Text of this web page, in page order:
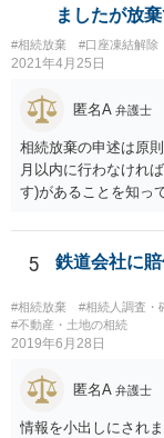
る程度の金額に留ま
に葬儀費用を支出す
ば相続財産から支出
で、相続放棄申述が
ましたが放
#相続放棄 #口座凍結解除
2021年4月25日
匿名A 弁護士
相続放棄の申述は原
月以内に行わなけれ
す)があることを知っ
したら、早急に家裁
書類を提出されるこ
にあたっては、法テ
とも十分考えられる
を拝見するかぎり、
5 鉄道会社に
#相続放棄 #相続人調査・
#不動産・土地の相続
2019年6月28日
匿名A 弁護士
情報を小出しにされ